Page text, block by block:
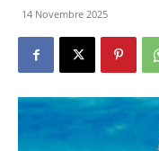
14 Novembre 2025